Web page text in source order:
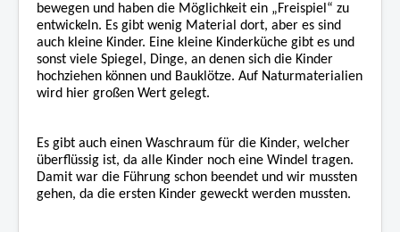
bewegen und haben die Möglichkeit ein „Freispiel“ zu
entwickeln. Es gibt wenig Material dort, aber es sind
auch kleine Kinder. Eine kleine Kinderküche gibt es und
sonst viele Spiegel, Dinge, an denen sich die Kinder
hochziehen können und Bauklötze. Auf Naturmaterialien
wird hier großen Wert gelegt.
Es gibt auch einen Waschraum für die Kinder, welcher
überflüssig ist, da alle Kinder noch eine Windel tragen.
Damit war die Führung schon beendet und wir mussten
gehen, da die ersten Kinder geweckt werden mussten.